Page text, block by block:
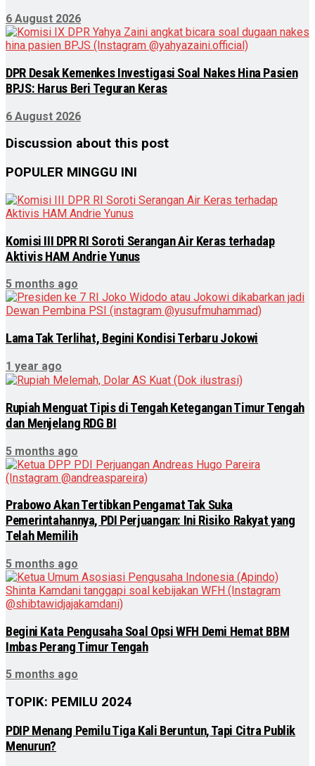
6 August 2026
DPR Desak Kemenkes Investigasi Soal Nakes Hina Pasien
BPJS: Harus Beri Teguran Keras
6 August 2026
Discussion about this post
POPULER MINGGU INI
Komisi III DPR RI Soroti Serangan Air Keras terhadap
Aktivis HAM Andrie Yunus
5 months ago
Lama Tak Terlihat, Begini Kondisi Terbaru Jokowi
1 year ago
Rupiah Menguat Tipis di Tengah Ketegangan Timur Tengah
dan Menjelang RDG BI
5 months ago
Prabowo Akan Tertibkan Pengamat Tak Suka
Pemerintahannya, PDI Perjuangan: Ini Risiko Rakyat yang
Telah Memilih
5 months ago
Begini Kata Pengusaha Soal Opsi WFH Demi Hemat BBM
Imbas Perang Timur Tengah
5 months ago
TOPIK: PEMILU 2024
PDIP Menang Pemilu Tiga Kali Beruntun, Tapi Citra Publik
Menurun?